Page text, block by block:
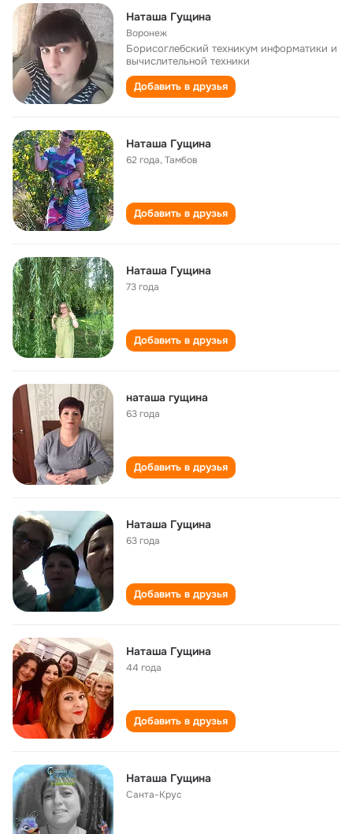
Наташа Гущина
Воронеж
Борисоглебский техникум информатики и
вычислительной техники
Добавить в друзья
Наташа Гущина
62 года,Тамбов
Добавить в друзья
Наташа Гущина
73 года
Добавить в друзья
наташа гущина
63 года
Добавить в друзья
Наташа Гущина
63 года
Добавить в друзья
Наташа Гущина
44 года
Добавить в друзья
Наташа Гущина
Санта-Крус